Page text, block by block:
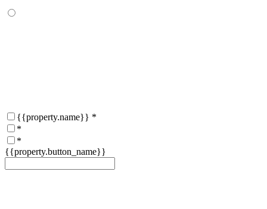
{{property.name}} *
*
*
{{property.button_name}}